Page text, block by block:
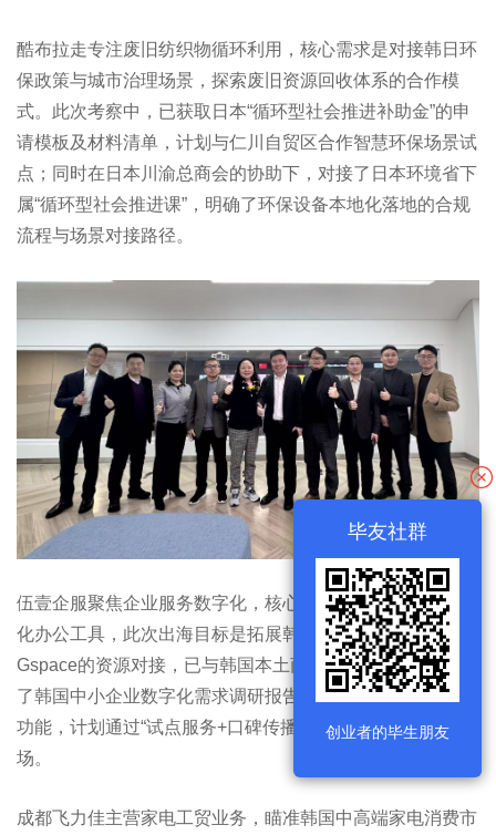
酷布拉走专注废旧纺织物循环利用，核心需求是对接韩日环
保政策与城市治理场景，探索废旧资源回收体系的合作模
式。此次考察中，已获取日本“循环型社会推进补助金”的申
请模板及材料清单，计划与仁川自贸区合作智慧环保场景试
点；同时在日本川渝总商会的协助下，对接了日本环境省下
属“循环型社会推进课”，明确了环保设备本地化落地的合规
流程与场景对接路径。
伍壹企服聚焦企业服务数字化，核心业务是为企业提供数字
化办公工具，此次出海目标是拓展韩国中小企业市场。通过
Gspace的资源对接，已与韩国本土商协会建立合作，获取
了韩国中小企业数字化需求调研报告，正在针对性优化产品
功能，计划通过“试点服务+口碑传播”的方式打开本地市
场。
成都飞力佳主营家电工贸业务，瞄准韩国中高端家电消费市
毕友社群
创业者的毕生朋友